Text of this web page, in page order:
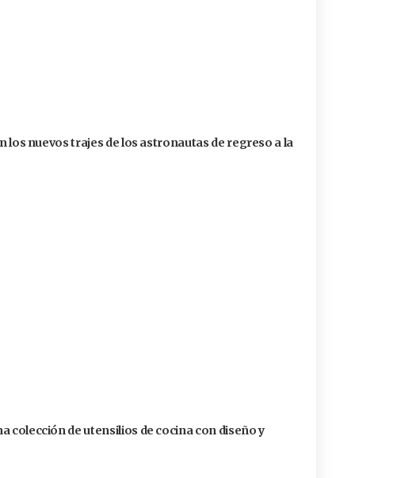
los nuevos trajes de los astronautas de regreso a la
colección de utensilios de cocina con diseño y